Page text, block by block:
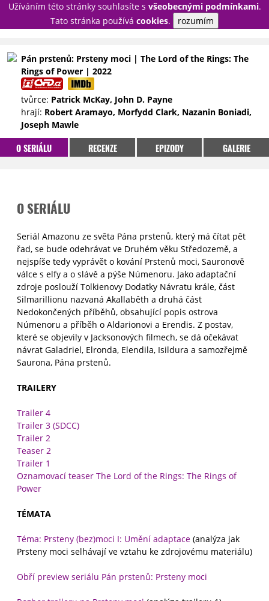
Užíváním této stránky souhlasíte s všeobecnými podmínkami.
Tato stránka používá cookies. rozumím
PŘIHLÁSIT
NOVINKY
TÉMATA
RECENZE
EPIZODY
KULT
TRAILERY
GALERIE
DISKUZE
STATISTIKY
TIRÁŽ
Pán prstenů: Prsteny moci | The Lord of the Rings: The
Rings of Power | 2022
tvůrce: Patrick McKay, John D. Payne
hrají: Robert Aramayo, Morfydd Clark, Nazanin Boniadi,
Joseph Mawle
O SERIÁLU RECENZE EPIZODY GALERIE
O SERIÁLU
Seriál Amazonu ze světa Pána prstenů, který má čítat pět
řad, se bude odehrávat ve Druhém věku Středozemě, a
nejspíše tedy vyprávět o kování Prstenů moci, Sauronově
válce s elfy a o slávě a pýše Númenoru. Jako adaptační
zdroje poslouží Tolkienovy Dodatky Návratu krále, část
Silmarillionu nazvaná Akallabêth a druhá část
Nedokončených příběhů, obsahující popis ostrova
Númenoru a příběh o Aldarionovi a Erendis. Z postav,
které se objevily v Jacksonových filmech, se dá očekávat
návrat Galadriel, Elronda, Elendila, Isildura a samozřejmě
Saurona, Pána prstenů.
TRAILERY
Trailer 4
Trailer 3 (SDCC)
Trailer 2
Teaser 2
Trailer 1
Oznamovací teaser The Lord of the Rings: The Rings of
Power
TÉMATA
Téma: Prsteny (bez)moci I: Umění adaptace (analýza jak
Prsteny moci selhávají ve vztahu ke zdrojovému materiálu)
Obří preview seriálu Pán prstenů: Prsteny moci